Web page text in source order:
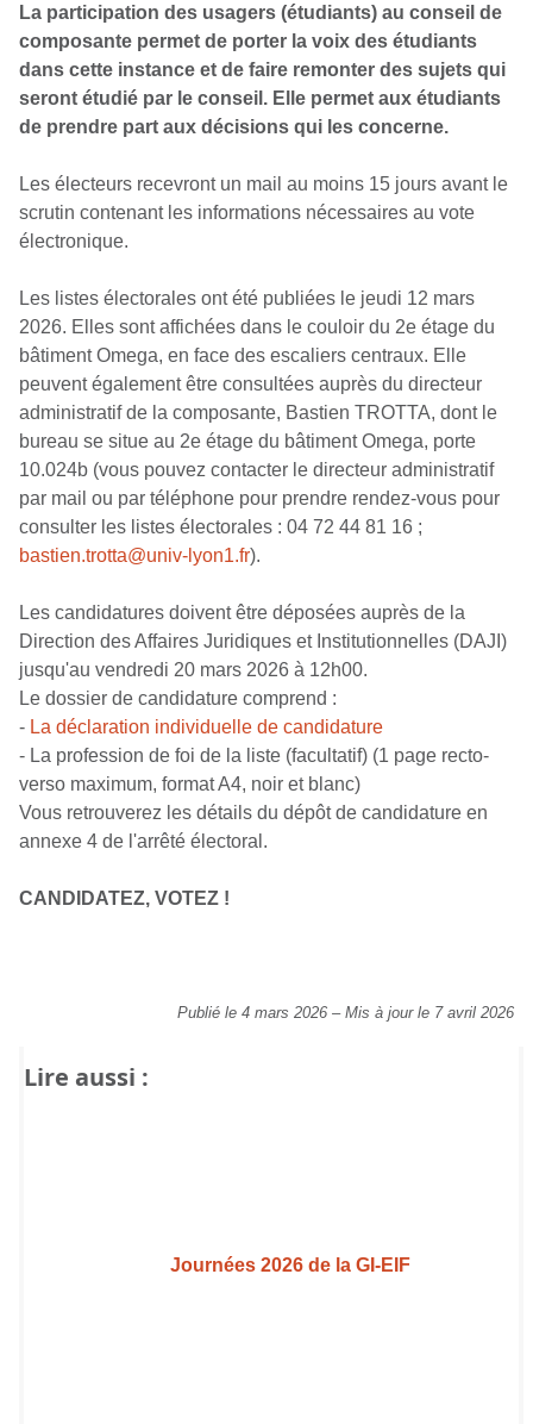
La participation des usagers (étudiants) au conseil de
composante permet de porter la voix des étudiants
dans cette instance et de faire remonter des sujets qui
seront étudié par le conseil. Elle permet aux étudiants
de prendre part aux décisions qui les concerne.
Les électeurs recevront un mail au moins 15 jours avant le
scrutin contenant les informations nécessaires au vote
électronique.
Les listes électorales ont été publiées le jeudi 12 mars
2026. Elles sont affichées dans le couloir du 2e étage du
bâtiment Omega, en face des escaliers centraux. Elle
peuvent également être consultées auprès du directeur
administratif de la composante, Bastien TROTTA, dont le
bureau se situe au 2e étage du bâtiment Omega, porte
10.024b (vous pouvez contacter le directeur administratif
par mail ou par téléphone pour prendre rendez-vous pour
consulter les listes électorales : 04 72 44 81 16 ;
bastien.trotta@univ-lyon1.fr).
Les candidatures doivent être déposées auprès de la
Direction des Affaires Juridiques et Institutionnelles (DAJI)
jusqu'au vendredi 20 mars 2026 à 12h00.
Le dossier de candidature comprend :
- La déclaration individuelle de candidature
- La profession de foi de la liste (facultatif) (1 page recto-
verso maximum, format A4, noir et blanc)
Vous retrouverez les détails du dépôt de candidature en
annexe 4 de l'arrêté électoral.
CANDIDATEZ, VOTEZ !
Publié le 4 mars 2026 – Mis à jour le 7 avril 2026
Lire aussi :
Journées 2026 de la GI-EIF